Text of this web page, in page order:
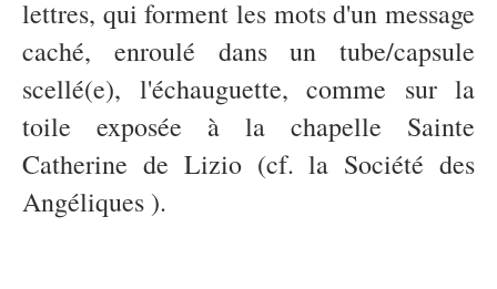
lettres, qui forment les mots d'un message
caché, enroulé dans un tube/capsule
scellé(e), l'échauguette, comme sur la
toile exposée à la chapelle Sainte
Catherine de Lizio (cf. la Société des
Angéliques ).